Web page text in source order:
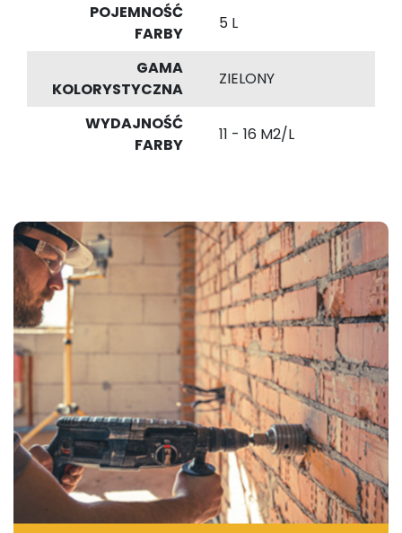
POJEMNOŚĆ
FARBY
5 L
GAMA
KOLORYSTYCZNA
ZIELONY
WYDAJNOŚĆ
FARBY
11 - 16 M2/L